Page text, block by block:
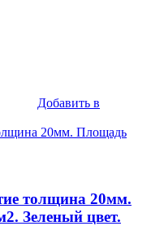
Добавить в
толщина 20мм.
Зеленый цвет.